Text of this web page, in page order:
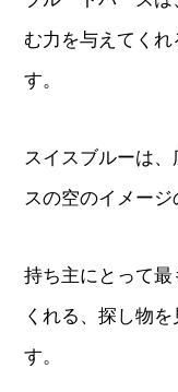
む力を与えてく
す。
スイスブルーは
スの空のイメージ
持ち主にとって
くれる、探し物
す。